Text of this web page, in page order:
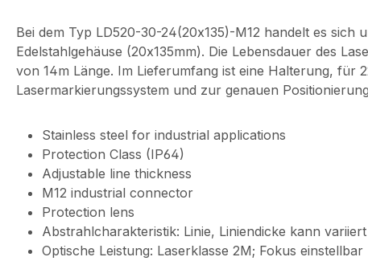
Bei dem Typ LD520-30-24(20x135)-M12 handelt es
Edelstahlgehäuse (20x135mm). Die Lebensdauer des
von 14m Länge. Im Lieferumfang ist eine Halterung, für
Lasermarkierungssystem und zur genauen
Stainless steel for industrial applications
Protection Class (IP64)
Adjustable line thickness
M12 industrial connector
Protection lens
Abstrahlcharakteristik: Linie, Liniendicke kann
Optische Leistung: Laserklasse 2M; Fokus einstellbar